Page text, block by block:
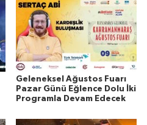
Geleneksel Ağustos Fuarı
Pazar Günü Eğlence Dolu İki
Programla Devam Edecek